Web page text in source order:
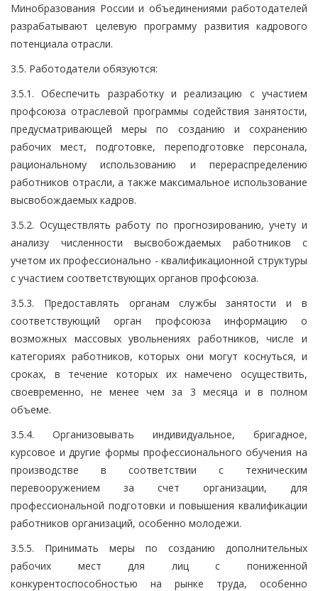
Минобразования России и объединениями работодателей
разрабатывают целевую программу развития кадрового
потенциала отрасли.
3.5. Работодатели обязуются:
3.5.1. Обеспечить разработку и реализацию с участием
профсоюза отраслевой программы содействия занятости,
предусматривающей меры по созданию и сохранению
рабочих мест, подготовке, переподготовке персонала,
рациональному использованию и перераспределению
работников отрасли, а также максимальное использование
высвобождаемых кадров.
3.5.2. Осуществлять работу по прогнозированию, учету и
анализу численности высвобождаемых работников с
учетом их профессионально - квалификационной структуры
с участием соответствующих органов профсоюза.
3.5.3. Предоставлять органам службы занятости и в
соответствующий орган профсоюза информацию о
возможных массовых увольнениях работников, числе и
категориях работников, которых они могут коснуться, и
сроках, в течение которых их намечено осуществить,
своевременно, не менее чем за 3 месяца и в полном
объеме.
3.5.4. Организовывать индивидуальное, бригадное,
курсовое и другие формы профессионального обучения на
производстве в соответствии с техническим
перевооружением за счет организации, для
профессиональной подготовки и повышения квалификации
работников организаций, особенно молодежи.
3.5.5. Принимать меры по созданию дополнительных
рабочих мест для лиц с пониженной
конкурентоспособностью на рынке труда, особенно